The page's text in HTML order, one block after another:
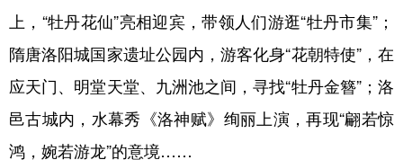
上，“牡丹花仙”亮相迎宾，带领人们游逛“牡丹市集”；
隋唐洛阳城国家遗址公园内，游客化身“花朝特使”，在
应天门、明堂天堂、九洲池之间，寻找“牡丹金簪”；洛
邑古城内，水幕秀《洛神赋》绚丽上演，再现“翩若惊
鸿，婉若游龙”的意境……